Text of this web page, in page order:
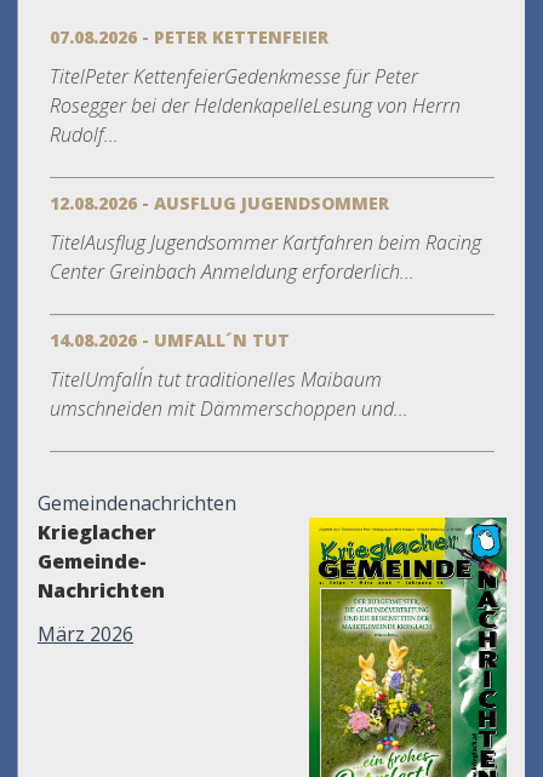
07.08.2026 - PETER KETTENFEIER
TitelPeter KettenfeierGedenkmesse für Peter
Rosegger bei der HeldenkapelleLesung von Herrn
Rudolf...
12.08.2026 - AUSFLUG JUGENDSOMMER
TitelAusflug Jugendsommer Kartfahren beim Racing
Center Greinbach Anmeldung erforderlich...
14.08.2026 - UMFALL´N TUT
TitelUmfall´n tut traditionelles Maibaum
umschneiden mit Dämmerschoppen und...
Gemeindenachrichten
Krieglacher
Gemeinde-
Nachrichten
März 2026